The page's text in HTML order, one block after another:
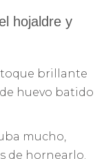
hojaldre y
brillante
huevo batido
mucho,
de hornearlo.